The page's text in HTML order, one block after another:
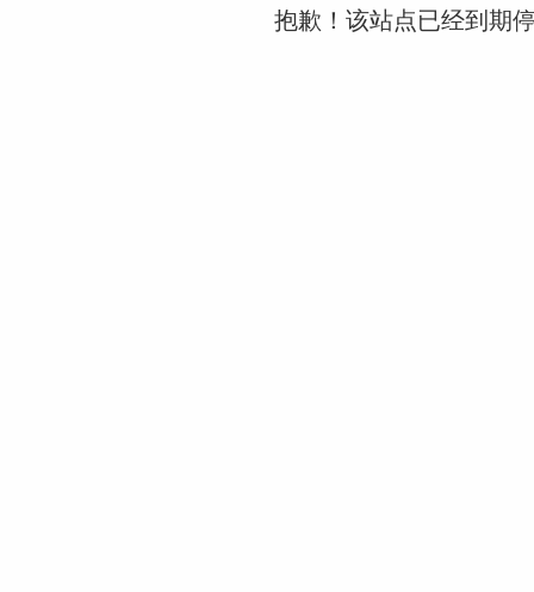
抱歉！该站点已经到期